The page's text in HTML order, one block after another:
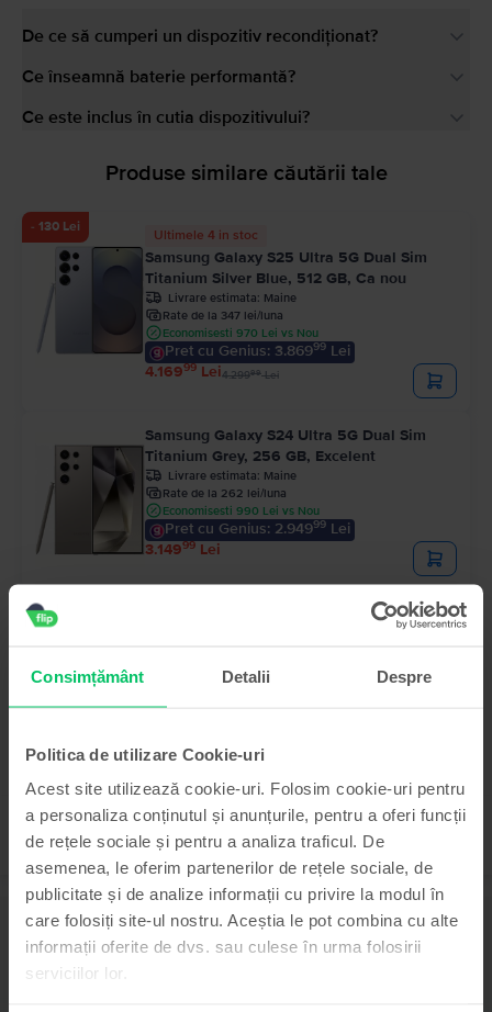
Consimțământ Detalii Despre
Politica de utilizare Cookie-uri
Acest site utilizează cookie-uri. Folosim cookie-uri pentru
a personaliza conținutul și anunțurile, pentru a oferi funcții
de rețele sociale și pentru a analiza traficul. De
asemenea, le oferim partenerilor de rețele sociale, de
publicitate și de analize informații cu privire la modul în
care folosiți site-ul nostru. Aceștia le pot combina cu alte
informații oferite de dvs. sau culese în urma folosirii
serviciilor lor.
De ce să cumperi un dispozitiv recondiționat?
Ce înseamnă baterie performantă?
Ce este inclus în cutia dispozitivului?
Produse similare căutării tale
- 130 Lei
Ultimele 4 in stoc
Samsung Galaxy S25 Ultra 5G Dual Sim
Titanium Silver Blue, 512 GB, Ca nou
Livrare estimata: Maine
Rate de la 347 lei/luna
Economisesti 970 Lei vs Nou
Pret cu Genius: 3.86999 Lei
4.16999 Lei4.29999Lei
Samsung Galaxy S24 Ultra 5G Dual Sim
Titanium Grey, 256 GB, Excelent
Livrare estimata: Maine
Rate de la 262 lei/luna
Economisesti 990 Lei vs Nou
Pret cu Genius: 2.94999 Lei
3.14999 Lei
- 240 Lei
Samsung Galaxy S25 Ultra 5G Dual Sim
Titanium Silver Blue, 256 GB, Ca nou
Rate de la 333 lei/luna
Descriere
Telefon mobil Samsung Galaxy A51, Blue, 128 GB, Bun